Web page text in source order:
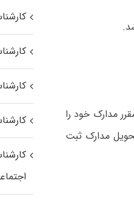
سه شنبه از ساعت ۸ صبح الی ۱۲ در مهلت مقرر مدارک خود را
مدارک ثبت